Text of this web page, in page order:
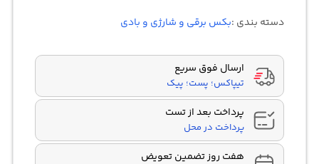
دسته بندی :بکس برقی و شارژی و بادی
ارسال فوق سریع
تیپاکس؛ پست؛ پیک
پرداخت بعد از تست
پرداخت در محل
هفت روز تضمین تعویض